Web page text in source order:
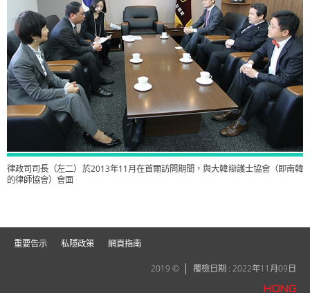
律政司司長（左二）於2013年11月在首爾訪問期間，與大韓辯護士協會（即南韓
的律師協會）會面
重要告示 私隱政策 網頁指南
2019 © 覆檢日期 : 2022年11月09日